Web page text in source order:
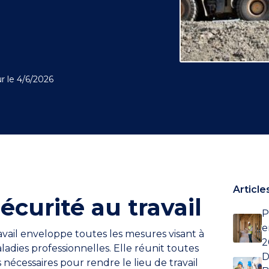
le 4/6/2026
au travail
enveloppe toutes les mesures visant à
professionnelles. Elle réunit toutes
pour rendre le lieu de travail